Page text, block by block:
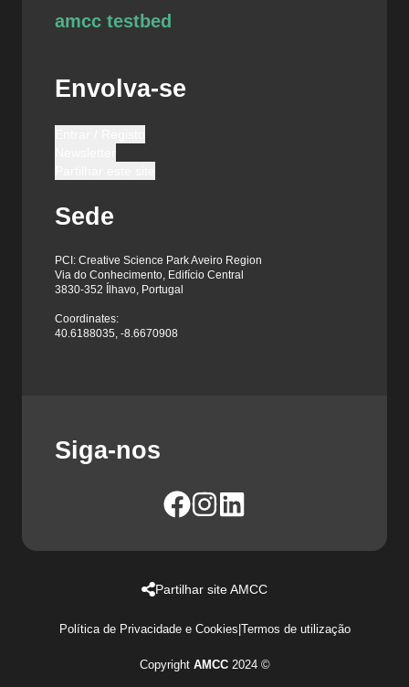
amcc testbed
Envolva-se
Sede
PCI: Creative Science Park Aveiro Region
Via do Conhecimento, Edifício Central
3830-352 Ílhavo, Portugal
Coordinates:
40.6188035, -8.6670908
Siga-nos
Partilhar site AMCC
Política de Privacidade e Cookies|Termos de utilização
Copyright AMCC2024 ©